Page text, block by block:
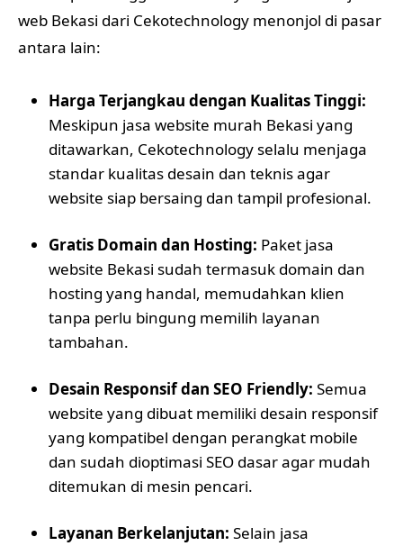
web Bekasi dari Cekotechnology menonjol di pasar
antara lain:
Harga Terjangkau dengan Kualitas Tinggi:
Meskipun jasa website murah Bekasi yang
ditawarkan, Cekotechnology selalu menjaga
standar kualitas desain dan teknis agar
website siap bersaing dan tampil profesional.
Gratis Domain dan Hosting: Paket jasa
website Bekasi sudah termasuk domain dan
hosting yang handal, memudahkan klien
tanpa perlu bingung memilih layanan
tambahan.
Desain Responsif dan SEO Friendly: Semua
website yang dibuat memiliki desain responsif
yang kompatibel dengan perangkat mobile
dan sudah dioptimasi SEO dasar agar mudah
ditemukan di mesin pencari.
Layanan Berkelanjutan: Selain jasa